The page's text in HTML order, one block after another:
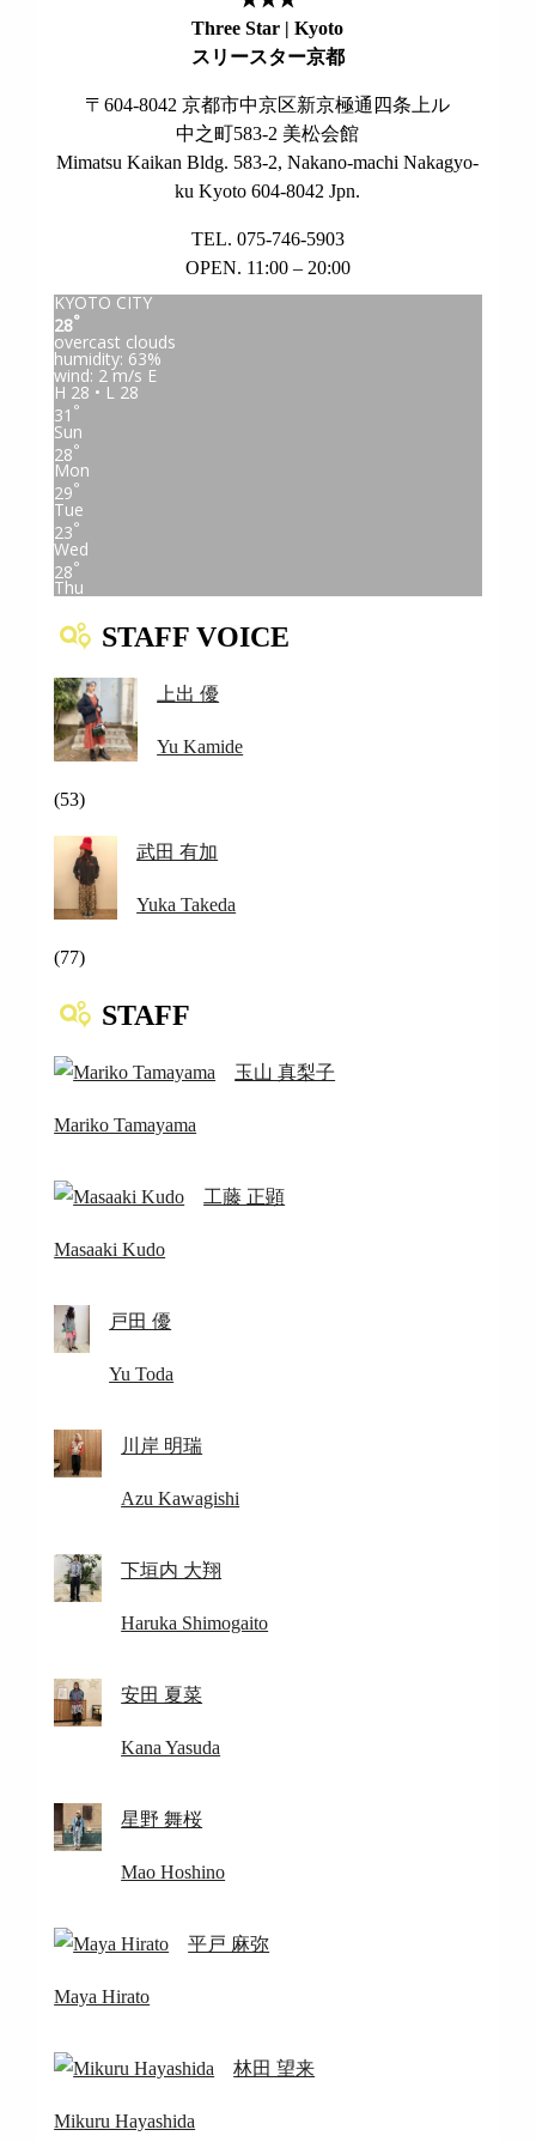
Three Star | Kyoto
スリースター京都
〒604-8042 京都市中京区新京極通四条上ル
中之町583-2 美松会館
Mimatsu Kaikan Bldg. 583-2, Nakano-machi Nakagyo-
ku Kyoto 604-8042 Jpn.
TEL. 075-746-5903
OPEN. 11:00 – 20:00
KYOTO CITY
28°
overcast clouds
humidity: 63%
wind: 2 m/s E
H 28 • L 28
31 °
Sun
28°
Mon
29°
Tue
23°
Wed
28°
Thu
STAFF VOICE
上出 優
Yu Kamide
(53)
武田 有加
Yuka Takeda
(77)
STAFF
玉山 真梨子
Mariko Tamayama
工藤 正顕
Masaaki Kudo
戸田 優
Yu Toda
川岸 明瑞
Azu Kawagishi
下垣内 大翔
Haruka Shimogaito
安田 夏菜
Kana Yasuda
星野 舞桜
Mao Hoshino
平戸 麻弥
Maya Hirato
林田 望来
Mikuru Hayashida